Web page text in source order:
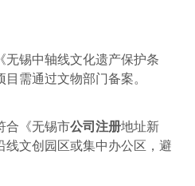
无锡中轴线文化遗产保护条
需通过文物部门备案。
合《无锡市公司注册地址新
线文创园区或集中办公区，避